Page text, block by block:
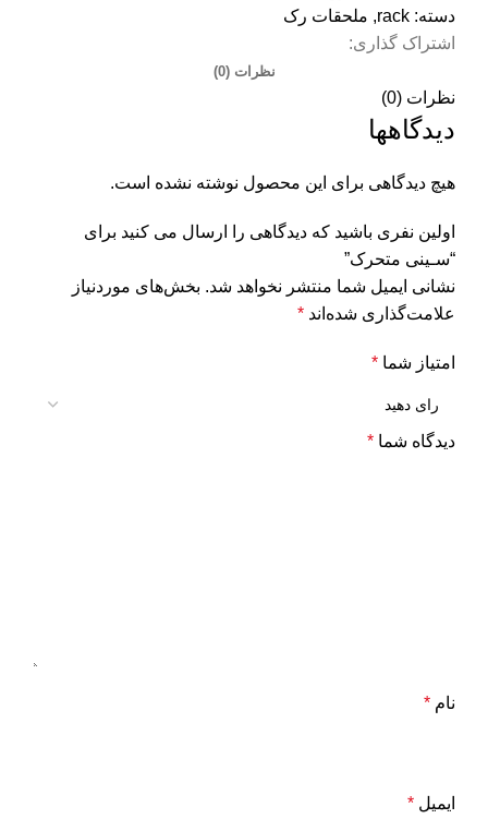
دسته: rack
, ملحقات رک
اشتراک گذاری:
نظرات (0)
نظرات (0)
دیدگاهها
هیچ دیدگاهی برای این محصول نوشته نشده است.
اولین نفری باشید که دیدگاهی را ارسال می کنید برای
“سـینی متحرک”
نشانی ایمیل شما منتشر نخواهد شد. بخش‌های موردنیاز
علامت‌گذاری شده‌اند *
امتیاز شما *
دیدگاه شما *
نام *
ایمیل *